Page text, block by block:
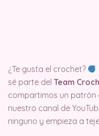
¿Te gusta el crochet?
sé parte del Team
compartimos un patrón
nuestro canal de
ninguno y empieza a